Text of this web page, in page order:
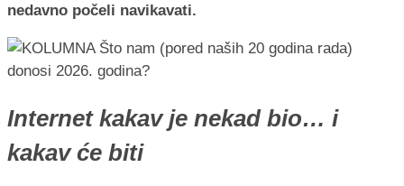
nedavno počeli navikavati.
Internet kakav je nekad bio… i
kakav će biti